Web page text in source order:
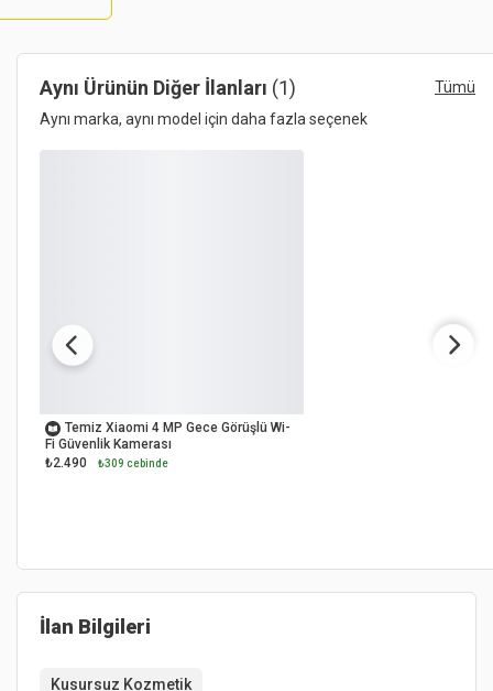
Aynı Ürünün Diğer İlanları (1)
Tümü
Aynı marka, aynı model için daha fazla seçenek
Temiz Xiaomi 4 MP Gece Görüşlü Wi-
Fi Güvenlik Kamerası
₺2.490
₺309 cebinde
İlan Bilgileri
Kusursuz Kozmetik